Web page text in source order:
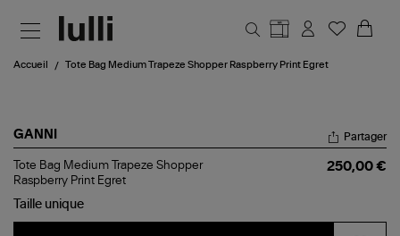
Accueil Tote Bag Medium Trapeze Shopper Raspberry Print Egret
GANNI
Tote
Bag
Medium
Trapeze
Shopper
Partager
Tote Bag Medium Trapeze Shopper
Raspberry Print Egret
250,00 €
Taille unique